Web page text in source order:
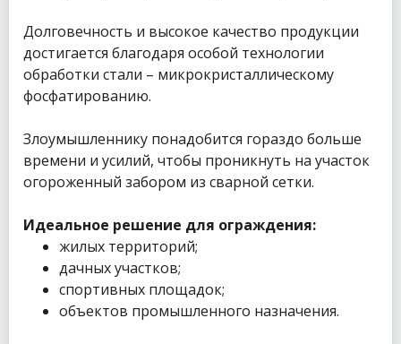
Долговечность и высокое качество продукции
достигается благодаря особой технологии
обработки стали – микрокристаллическому
фосфатированию.
Злоумышленнику понадобится гораздо больше
времени и усилий, чтобы проникнуть на участок
огороженный забором из сварной сетки.
Идеальное решение для ограждения:
жилых территорий;
дачных участков;
спортивных площадок;
объектов промышленного назначения.